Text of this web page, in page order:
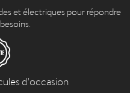
et électriques pour répondre
d'occasion